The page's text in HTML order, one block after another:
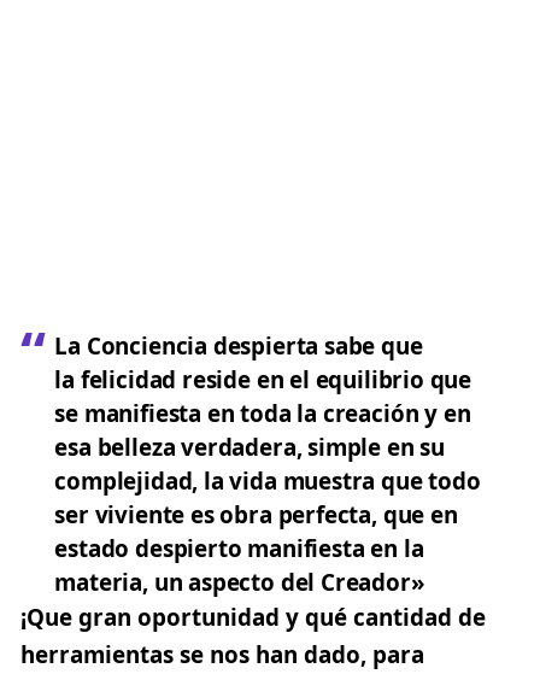
La Conciencia despierta sabe que
la felicidad reside en el equilibrio que
se manifiesta en toda la creación y en
esa belleza verdadera, simple en su
complejidad, la vida muestra que todo
ser viviente es obra perfecta, que en
estado despierto manifiesta en la
materia, un aspecto del Creador»
¡Que gran oportunidad y qué cantidad de
herramientas se nos han dado, para